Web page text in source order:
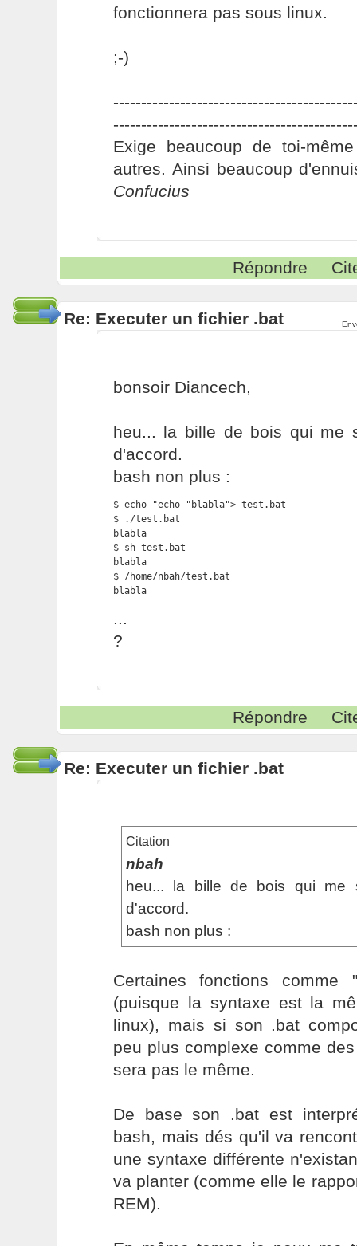
fonctionnera pas sous linux.
;-)
Exige beaucoup de toi-
autres. Ainsi beaucoup
Confucius
Répondre
Re: Executer un fichier .bat
bonsoir Diancech,
heu... la bille de bois qui me
d'accord.
bash non plus :
$ echo "echo "blabla"> test.bat
$ ./test.bat
blabla
$ sh test.bat
blabla
$ /home/nbah/test.bat
blabla
...
?
Répondre
Re: Executer un fichier .bat
Citation
nbah
heu... la bille de bois qui me
d'accord.
bash non plus :
Certaines fonctions comme
(puisque la syntaxe est la
linux), mais si son .bat
peu plus complexe comme
sera pas le même.
De base son .bat est
bash, mais dés qu'il va
une syntaxe différente
va planter (comme elle le
REM).